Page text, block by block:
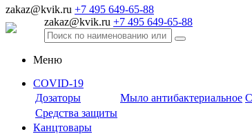
zakaz@kvik.ru +7 495 649-65-88
zakaz@kvik.ru +7 495 649-65-88
Меню
COVID-19
Дозаторы
Мыло антибактериальное
Средства защиты
Канцтовары